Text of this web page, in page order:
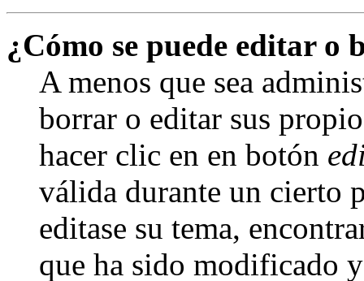
¿Cómo se puede editar o
A menos que sea
borrar o editar sus
hacer clic en en botón
válida durante un cierto
editase su tema,
que ha sido modificado